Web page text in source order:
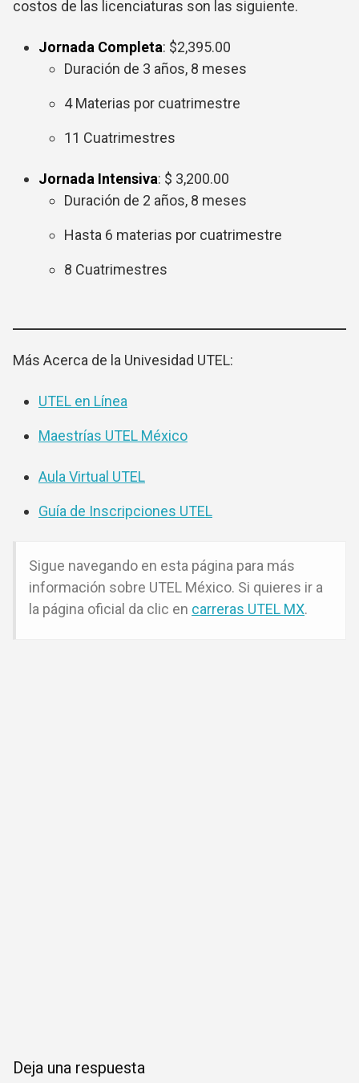
costos de las licenciaturas son las siguiente.
Jornada Completa: $2,395.00
Duración de 3 años, 8 meses
4 Materias por cuatrimestre
11 Cuatrimestres
Jornada Intensiva: $ 3,200.00
Duración de 2 años, 8 meses
Hasta 6 materias por cuatrimestre
8 Cuatrimestres
Más Acerca de la Univesidad UTEL:
UTEL en Línea
Maestrías UTEL México
Aula Virtual UTEL
Guía de Inscripciones UTEL
Sigue navegando en esta página para más
información sobre UTEL México. Si quieres ir a
la página oficial da clic en carreras UTEL MX.
Deja una respuesta